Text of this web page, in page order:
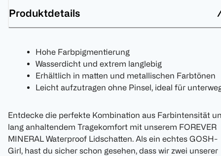
Produktdetails
Hohe Farbpigmentierung
Wasserdicht und extrem langlebig
Erhältlich in matten und metallischen Farbtönen
Leicht aufzutragen ohne Pinsel, ideal für
Entdecke die perfekte Kombination aus Farbintensität
lang anhaltendem Tragekomfort mit unserem FOREVER
MINERAL Waterproof Lidschatten. Als ein echtes GOSH-
Girl, hast du sicher schon gesehen, dass wir zwei unserer